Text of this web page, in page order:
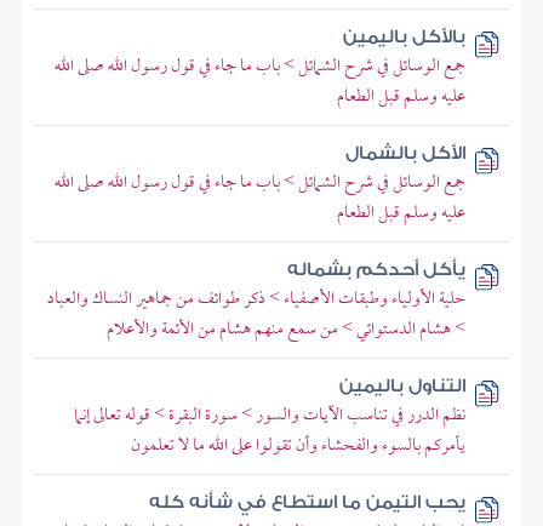
بالأكل باليمين
جمع الوسائل في شرح الشمائل > باب ما جاء في قول رسول الله صلى الله
عليه وسلم قبل الطعام
الأكل بالشمال
جمع الوسائل في شرح الشمائل > باب ما جاء في قول رسول الله صلى الله
عليه وسلم قبل الطعام
يأكل أحدكم بشماله
حلية الأولياء وطبقات الأصفياء > ذكر طوائف من جماهير النساك والعباد
> هشام الدستوائي > من سمع منهم هشام من الأئمة والأعلام
التناول باليمين
نظم الدرر في تناسب الآيات والسور > سورة البقرة > قوله تعالى إنما
يأمركم بالسوء والفحشاء وأن تقولوا على الله ما لا تعلمون
يحب التيمن ما استطاع في شأنه كله